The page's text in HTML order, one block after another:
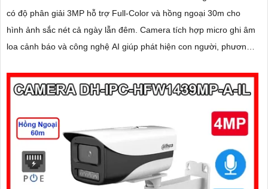
có độ phân giải 3MP hỗ trợ Full-Color và hồng ngoại 30m cho
hình ảnh sắc nét cả ngày lẫn đêm. Camera tích hợp micro ghi âm
loa cảnh báo và công nghệ AI giúp phát hiện con người, phương